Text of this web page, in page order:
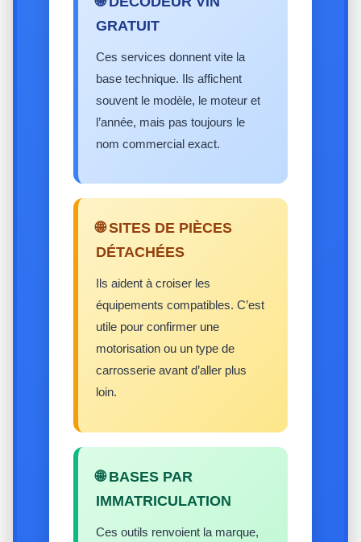
GRATUIT
Ces services donnent vite la
base technique. Ils affichent
souvent le modèle, le moteur et
l’année, mais pas toujours le
nom commercial exact.
🌐 SITES DE PIÈCES
DÉTACHÉES
Ils aident à croiser les
équipements compatibles. C’est
utile pour confirmer une
motorisation ou un type de
carrosserie avant d’aller plus
loin.
🌐 BASES PAR
IMMATRICULATION
Ces outils renvoient la marque,